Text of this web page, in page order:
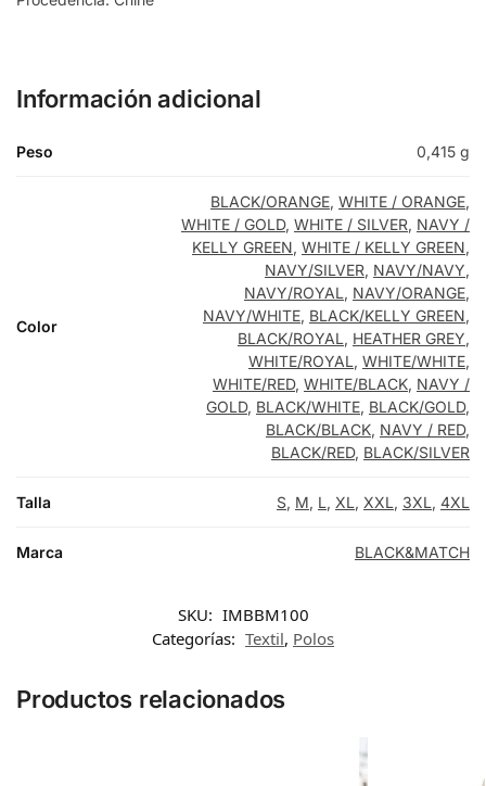
BLACK/BLACK
NAVY/NAVY
BLACK/ORANGE
Información adicional
Peso 0,415 g
Color
BLACK/ORANGE, WHITE / ORANGE,
WHITE / GOLD, WHITE / SILVER, NAVY /
KELLY GREEN, WHITE / KELLY GREEN,
NAVY/SILVER, NAVY/NAVY,
NAVY/ROYAL, NAVY/ORANGE,
NAVY/WHITE, BLACK/KELLY GREEN,
BLACK/ROYAL, HEATHER GREY,
WHITE/ROYAL, WHITE/WHITE,
WHITE/RED, WHITE/BLACK, NAVY /
GOLD, BLACK/WHITE, BLACK/GOLD,
BLACK/BLACK, NAVY / RED,
BLACK/RED, BLACK/SILVER
Talla S, M, L, XL, XXL, 3XL, 4XL
Marca BLACK&MATCH
SKU: IMBBM100
Categorías: Textil, Polos
Productos relacionados